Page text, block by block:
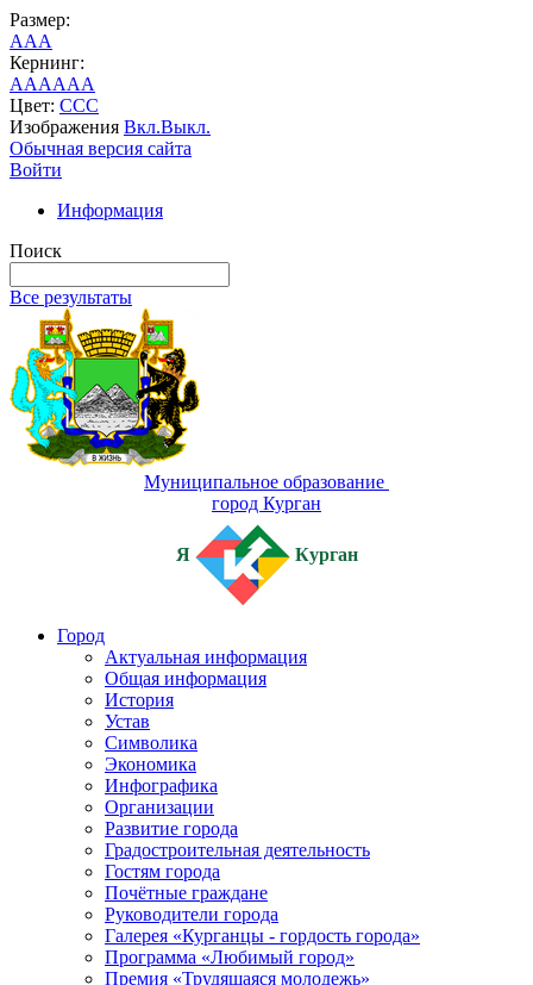
Размер:
AAA
Кернинг:
AAAAAA
Цвет: CCC
Изображения Вкл.Выкл.
Обычная версия сайта
Войти
Информация
Поиск
Все результаты
Муниципальное образование
город Курган
Я Курган
Город
Актуальная информация
Общая информация
История
Устав
Символика
Экономика
Инфографика
Организации
Развитие города
Градостроительная деятельность
Гостям города
Почётные граждане
Руководители города
Галерея «Курганцы - гордость города»
Программа «Любимый город»
Премия «Трудящаяся молодежь»